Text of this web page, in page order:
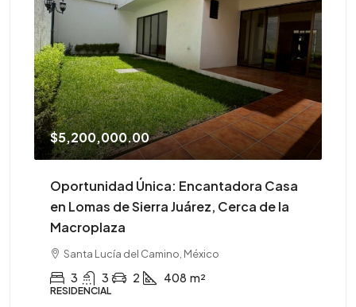
$5,200,000.00
Oportunidad Única: Encantadora Casa
en Lomas de Sierra Juárez, Cerca de la
Macroplaza
Santa Lucía del Camino, México
3 3 2 408 m²
RESIDENCIAL